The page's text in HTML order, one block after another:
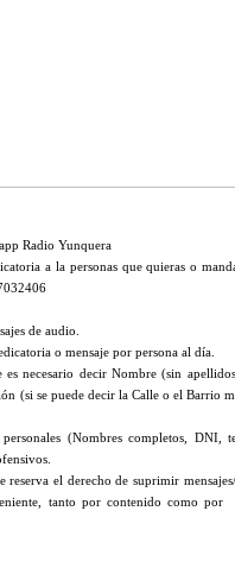
Radio Yunquera
a la personas que quieras o
de audio.
o mensaje por persona al día.
es necesario decir Nombre (sin
(si se puede decir la Calle o el Barrio
(Nombres completos, DNI,
reserva el derecho de suprimir
tanto por contenido como por